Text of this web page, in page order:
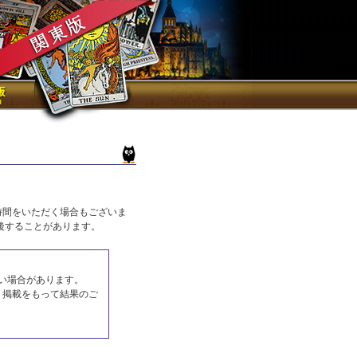
をいただく場合もございま
ることがあります。
合があります。
載をもって結果のご